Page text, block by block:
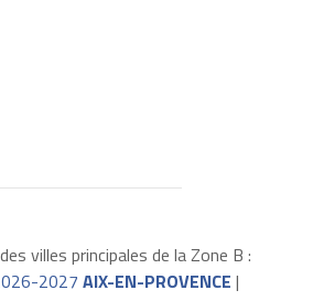
villes principales de la Zone B :
2027 AIX-EN-PROVENCE |